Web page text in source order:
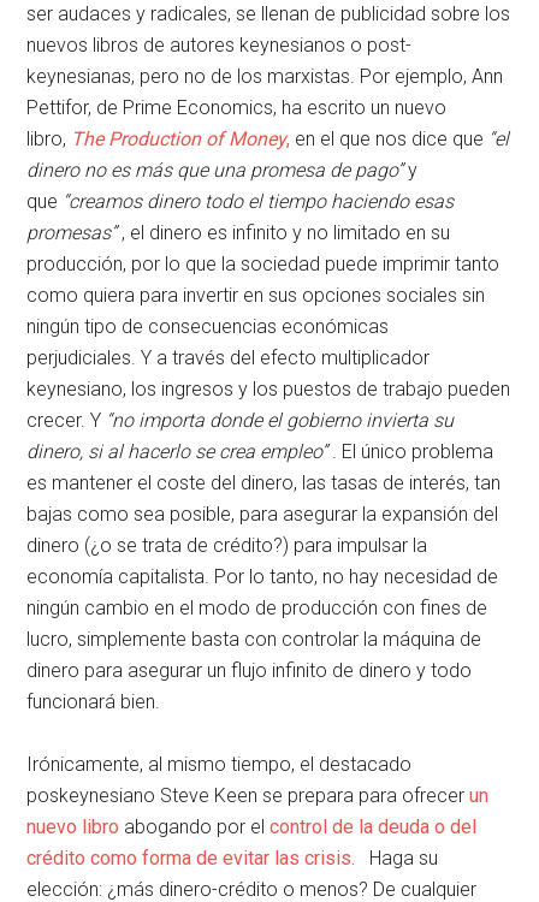
ser audaces y radicales, se llenan de publicidad sobre los
nuevos libros de autores keynesianos o post-
keynesianas, pero no de los marxistas. Por ejemplo, Ann
Pettifor, de Prime Economics, ha escrito un nuevo
libro, The Production of Money, en el que nos dice que “el
dinero no es más que una promesa de pago”y
que “creamos dinero todo el tiempo haciendo esas
promesas”, el dinero es infinito y no limitado en su
producción, por lo que la sociedad puede imprimir tanto
como quiera para invertir en sus opciones sociales sin
ningún tipo de consecuencias económicas
perjudiciales. Y a través del efecto multiplicador
keynesiano, los ingresos y los puestos de trabajo pueden
crecer. Y “no importa donde el gobierno invierta su
dinero, si al hacerlo se crea empleo”. El único problema
es mantener el coste del dinero, las tasas de interés, tan
bajas como sea posible, para asegurar la expansión del
dinero (¿o se trata de crédito?) para impulsar la
economía capitalista. Por lo tanto, no hay necesidad de
ningún cambio en el modo de producción con fines de
lucro, simplemente basta con controlar la máquina de
dinero para asegurar un flujo infinito de dinero y todo
funcionará bien.
Irónicamente, al mismo tiempo, el destacado
poskeynesiano Steve Keen se prepara para ofrecerun
nuevo libro abogando por elcontrol de la deuda o del
crédito como forma de evitar las crisis.
Haga su
elección: ¿más dinero-crédito o menos? De cualquier